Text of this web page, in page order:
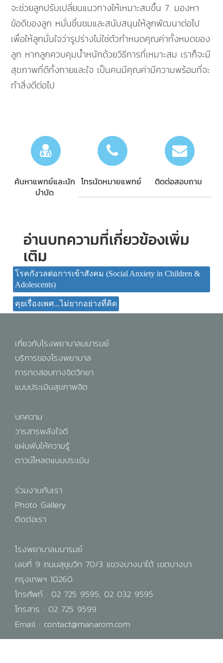
จะช่วยลูกปรับเปลี่ยนแนวทางให้เหมาะสมขึ้น 7. มองหา
ข้อดีของลูก หมั่นชื่นชมและสนับสนุนให้ลูกพัฒนาต่อไป
เพื่อให้ลูกมั่นใจว่ารูปร่างไม่ใช่ตัวกำหนดคุณค่าทั้งหมดของ
ลูก หากลูกควบคุมน้ำหนักด้วยวิธีการที่เหมาะสม เราก็จะมี
สุขภาพที่ดีทั้งกายและใจ เป็นคนมีคุณค่ามีความพร้อมที่จะ
ทำสิ่งดีต่อไป
ค้นหาแพทย์และนัก
บำบัด
โทรนัดหมายแพทย์ ติดต่อสอบถาม
อ่านบทความที่เกี่ยวข้องเพิ่ม
เติม
โรคกังวลต่อการเข้าสังคม (Social Anxiety in Children &
Adolescents)
คุยเรื่องเพศ...ไม่ยากอย่างที่คิด
เกี่ยวกับโรงพยาบาลมนารมย์
บริการของโรงพยาบาล
การทดสอบทางจิตวิทยา
แบบประเมินสุขภาพจิต
บทความ
วารสารพลังใจดี
แผ่นพับให้ความรู้
ดาวน์โหลดแบบประเมิน
ร่วมงานกับเรา
Photo Gallery
ติดต่อเรา
โรงพยาบาลมนารมย์
เลขที่ 9 ถนนสุขุมวิท 70/3 แขวงบางนาใต้ เขตบางนา
กรุงเทพฯ 10260
โทรศัพท์ : 02 725 9595, 02 032 9595
โทรสาร : 02 725 9599
Email : contact@manarom.com